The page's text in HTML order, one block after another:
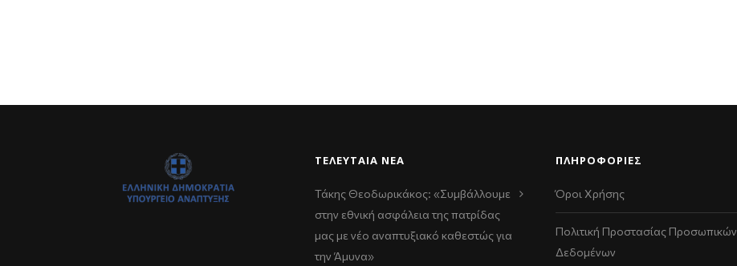
ΤΕΛΕΥΤΑΊΑ ΝΈΑ
Τάκης Θεοδωρικάκος: «Συμβάλλουμε
στην εθνική ασφάλεια της πατρίδας
μας με νέο αναπτυξιακό καθεστώς για
την Άμυνα»
ΠΛΗΡΟΦΟΡΙΕΣ
Όροι Χρήσης
Πολιτική Προστασίας Προσωπικών
Δεδομένων